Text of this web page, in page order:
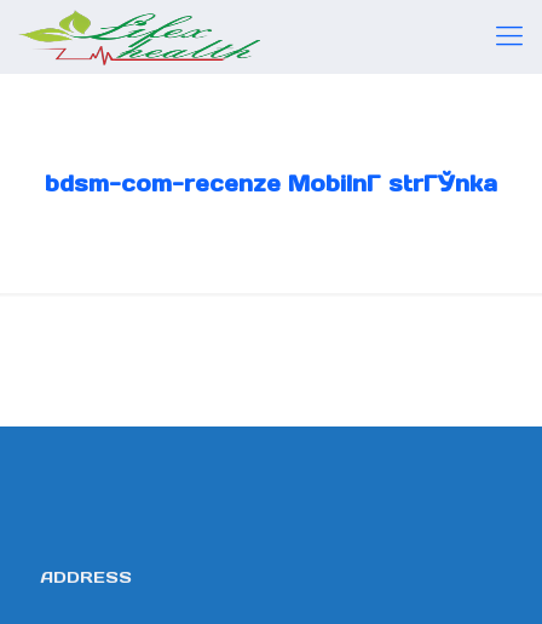
bdsm-com-recenze MobilnГ­ strГЎnka
ADDRESS